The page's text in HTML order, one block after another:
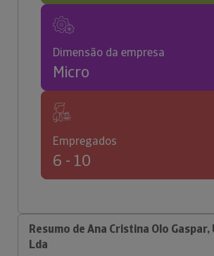
Dimensão da empresa
Micro
Empregados
6 - 10
Resumo de Ana Cristina Olo
Lda